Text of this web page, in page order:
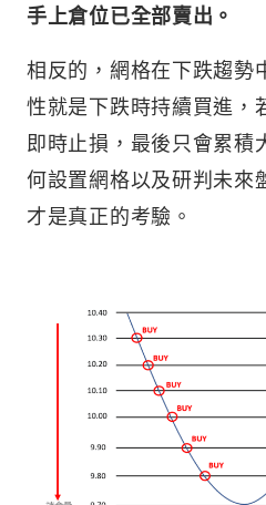
手上倉位已全部賣出。
相反的，網格在下跌趨勢
性就是下跌時持續買進，
即時止損，最後只會累積
何設置網格以及研判未來
才是真正的考驗。